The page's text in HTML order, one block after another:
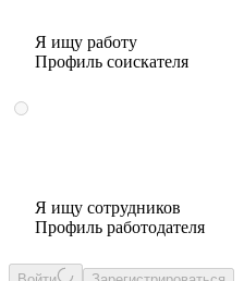
Я ищу работу
Профиль соискателя
Я ищу сотрудников
Профиль работодателя